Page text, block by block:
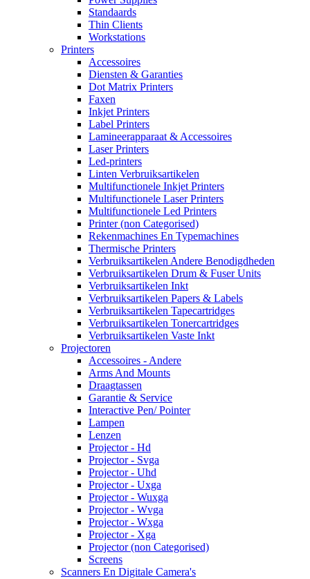
Standaards
Thin Clients
Workstations
Printers
Accessoires
Diensten & Garanties
Dot Matrix Printers
Faxen
Inkjet Printers
Label Printers
Lamineerapparaat & Accessoires
Laser Printers
Led-printers
Linten Verbruiksartikelen
Multifunctionele Inkjet Printers
Multifunctionele Laser Printers
Multifunctionele Led Printers
Printer (non Categorised)
Rekenmachines En Typemachines
Thermische Printers
Verbruiksartikelen Andere Benodigdheden
Verbruiksartikelen Drum & Fuser Units
Verbruiksartikelen Inkt
Verbruiksartikelen Papers & Labels
Verbruiksartikelen Tapecartridges
Verbruiksartikelen Tonercartridges
Verbruiksartikelen Vaste Inkt
Projectoren
Accessoires - Andere
Arms And Mounts
Draagtassen
Garantie & Service
Interactive Pen/ Pointer
Lampen
Lenzen
Projector - Hd
Projector - Svga
Projector - Uhd
Projector - Uxga
Projector - Wuxga
Projector - Wvga
Projector - Wxga
Projector - Xga
Projector (non Categorised)
Screens
Scanners En Digitale Camera's